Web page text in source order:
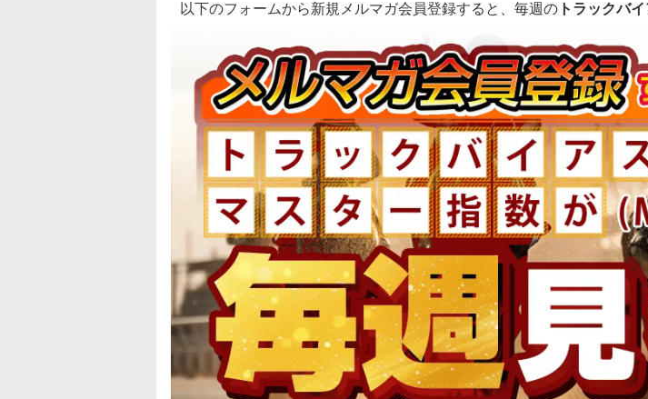
以下のフォームから新規メルマガ会員登録すると、毎週の トラックバ